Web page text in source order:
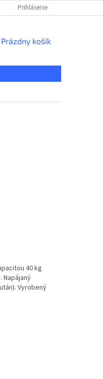
DOPRAVA A PLATBA
Prihlásenie
NÁKUPNÝ
Prázdny košík
40 kg
Vyrobený